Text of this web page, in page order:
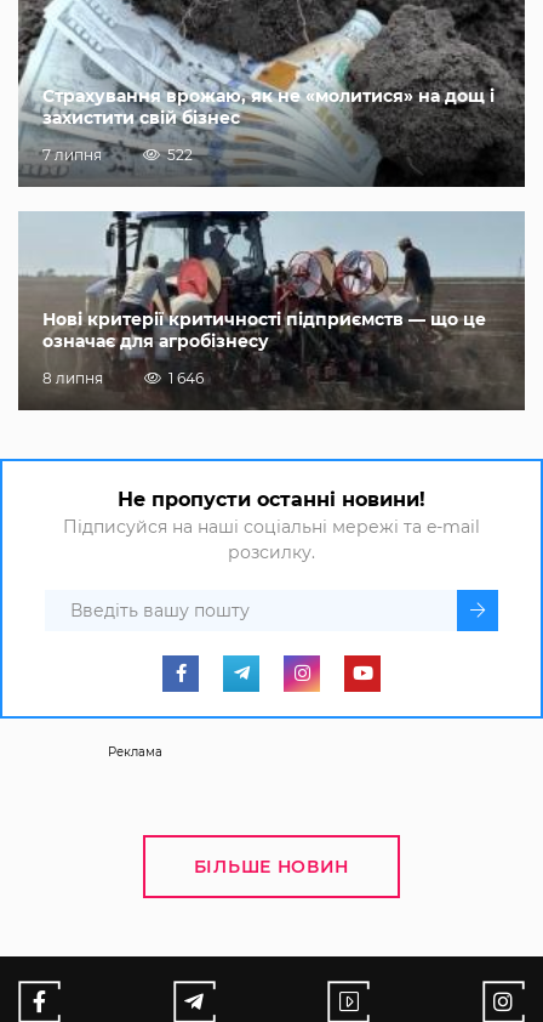
Страхування врожаю, як не «молитися» на дощ і
захистити свій бізнес
7 липня 522
Нові критерії критичності підприємств — що це
означає для агробізнесу
8 липня 1 646
Не пропусти останні новини!
Підписуйся на наші соціальні мережі та e-mail
розсилку.
Реклама
БІЛЬШЕ НОВИН